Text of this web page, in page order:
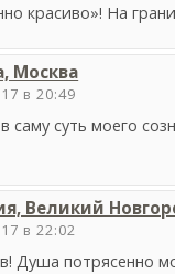
красиво»! На
Москва
в 20:49
саму суть моего
Великий
в 22:02
Душа потрясенно